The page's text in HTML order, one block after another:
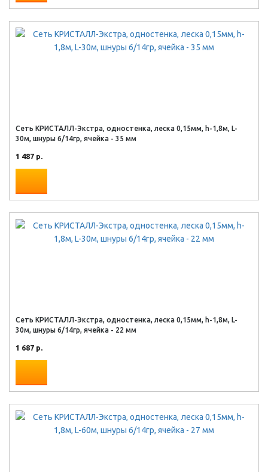
Сеть КРИСТАЛЛ-Экстра, одностенка, леска 0,15мм, h-1,8м, L-
30м, шнуры 6/14гр, ячейка - 35 мм
1 487 р.
Сеть КРИСТАЛЛ-Экстра, одностенка, леска 0,15мм, h-1,8м, L-
30м, шнуры 6/14гр, ячейка - 22 мм
1 687 р.